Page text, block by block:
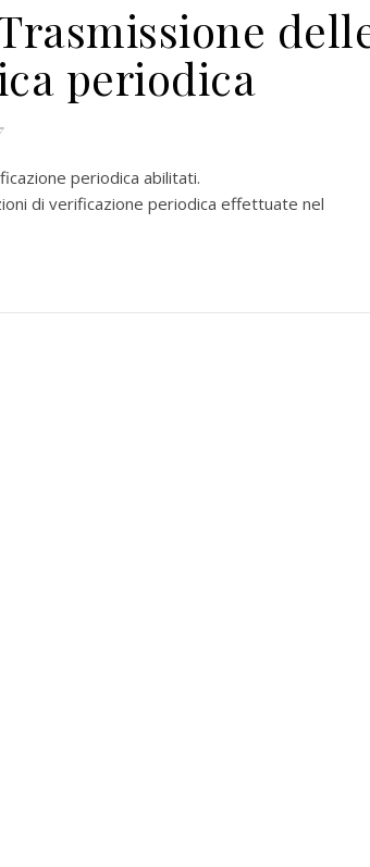
periodica
periodica abilitati.
di verificazione periodica effettuate nel